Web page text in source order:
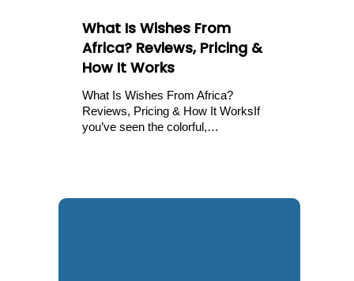
What Is Wishes From
Africa? Reviews, Pricing &
How It Works
What Is Wishes From Africa?
Reviews, Pricing & How It WorksIf
you’ve seen the colorful,…